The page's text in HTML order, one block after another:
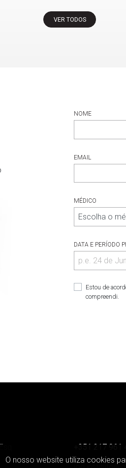
VER TODOS
NOME
EMAIL
MÉDICO
DATA E PERÍODO
Estou de
compreendi.
+351 217 961
O nosso website utiliza cookies